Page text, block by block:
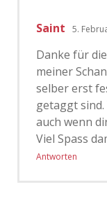
Saint 5.
Danke für
meiner
selber erst
getaggt sind.
auch wenn
Viel Spass
Antworten